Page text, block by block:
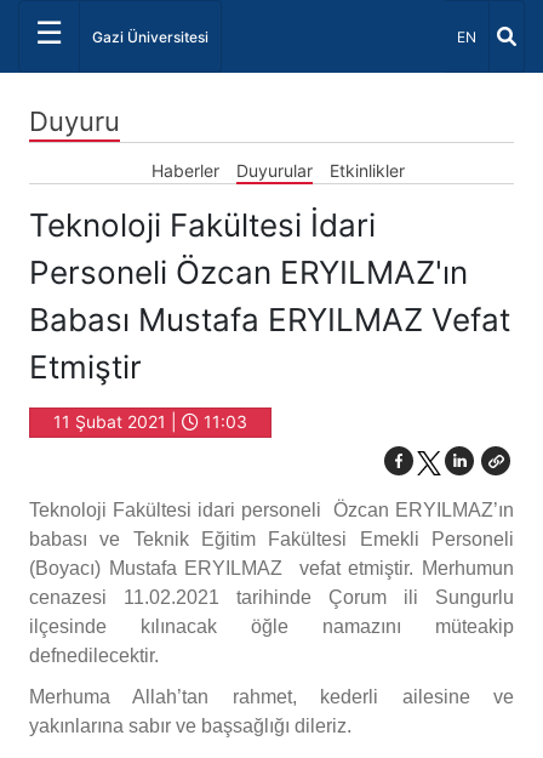
☰ Gazi Üniversitesi Dil Seçiniz
EN
Duyuru
Haberler Duyurular Etkinlikler
Teknoloji Fakültesi İdari
Personeli Özcan ERYILMAZ'ın
Babası Mustafa ERYILMAZ Vefat
Etmiştir
11 Şubat 2021 | 11:03
Teknoloji Fakültesi idari personeli Özcan ERYILMAZ’ın
babası ve Teknik Eğitim Fakültesi Emekli Personeli
(Boyacı) Mustafa ERYILMAZ vefat etmiştir. Merhumun
cenazesi 11.02.2021 tarihinde Çorum ili Sungurlu
ilçesinde kılınacak öğle namazını müteakip
defnedilecektir.
Merhuma Allah’tan rahmet, kederli ailesine ve
yakınlarına sabır ve başsağlığı dileriz.